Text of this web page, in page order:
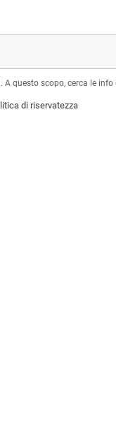
questo scopo, cerca le
di riservatezza